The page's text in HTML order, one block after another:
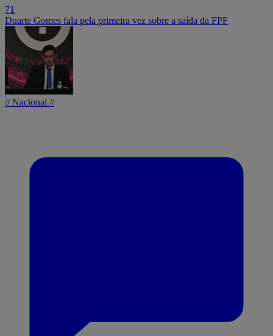
71
Duarte Gomes fala pela primeira vez sobre a saída da FPF
// Nacional //